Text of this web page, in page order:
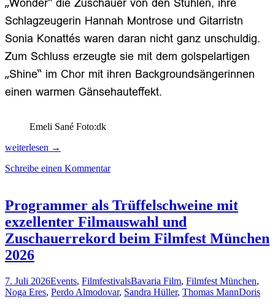
Schlagzeugerin Hannah Montrose und Gitarristn
Sonia Konattés waren daran nicht ganz unschuldig.
Zum Schluss erzeugte sie mit dem golspelartigen
„Shine“ im Chor mit ihren Backgroundsängerinnen
einen warmen Gänsehauteffekt.
Emeli Sané Foto:dk
Emeli
und
lieferten
eine
Soulparty
der
Extraklasse
auf
Sommertollwood
weiterlesen →
Schreibe einen Kommentar
Programmer als Trüffelschweine mit
exzellenter Filmauswahl und
Zuschauerrekord beim Filmfest München
2026
7. Juli 2026Events, FilmfestivalsBavaria Film, Filmfest München,
Noga Eres, Perdo Almodovar, Sandra Hüller, Thomas MannDoris